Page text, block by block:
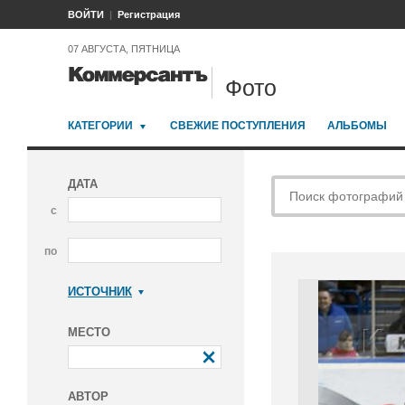
ВОЙТИ Регистрация
07 АВГУСТА, ПЯТНИЦА
Фото
КАТЕГОРИИ СВЕЖИЕ ПОСТУПЛЕНИЯ АЛЬБОМЫ
ДАТА
с
по
ИСТОЧНИК
МЕСТО
АВТОР